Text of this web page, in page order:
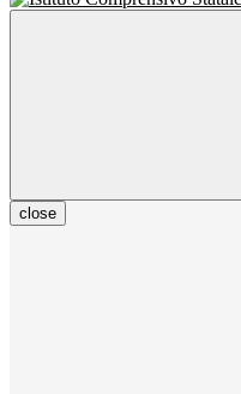
close